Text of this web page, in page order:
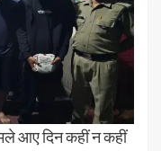
आए दिन कहीं न कहीं